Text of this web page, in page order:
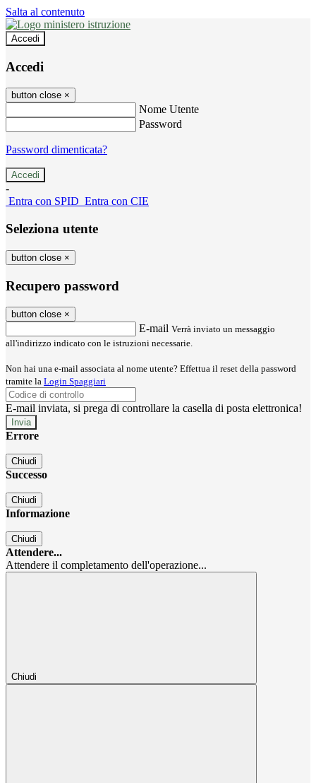
Salta al contenuto
Accedi
Accedi
button close ×
Nome Utente
Password
Password dimenticata?
-
Entra con SPID Entra con CIE
Seleziona utente
button close ×
Recupero password
button close ×
E-mail Verrà inviato un messaggio
all'indirizzo indicato con le istruzioni necessarie.
Non hai una e-mail associata al nome utente? Effettua il reset della password
tramite la Login Spaggiari
E-mail inviata, si prega di controllare la casella di posta elettronica!
Errore
Chiudi
Successo
Chiudi
Informazione
Chiudi
Attendere...
Attendere il completamento dell'operazione...
Chiudi